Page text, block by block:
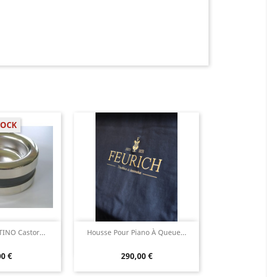
Castor...
€
rapide Housse Pour Piano À Queue...
290,00 €
Aperçu rapide